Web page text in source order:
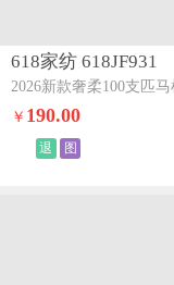
618家纺 618JF931
￥ 190.00
退 图